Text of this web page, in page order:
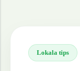
Lokala tips